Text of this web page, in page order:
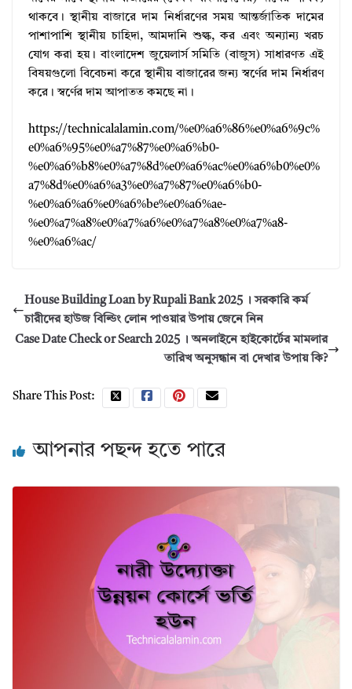
থাকবে। স্থানীয় বাজারে দাম নির্ধারণের সময় আন্তর্জাতিক দামের
পাশাপাশি স্থানীয় চাহিদা, আমদানি শুল্ক, কর এবং অন্যান্য খরচ
যোগ করা হয়। বাংলাদেশ জুয়েলার্স সমিতি (বাজুস) সাধারণত এই
বিষয়গুলো বিবেচনা করে স্থানীয় বাজারের জন্য স্বর্ণের দাম নির্ধারণ
করে। স্বর্ণের দাম আপাতত কমছে না।
https://technicalalamin.com/%e0%a6%86%e0%a6%9c%
e0%a6%95%e0%a7%87%e0%a6%b0-
%e0%a6%b8%e0%a7%8d%e0%a6%ac%e0%a6%b0%e0%
a7%8d%e0%a6%a3%e0%a7%87%e0%a6%b0-
%e0%a6%a6%e0%a6%be%e0%a6%ae-
%e0%a7%a8%e0%a7%a6%e0%a7%a8%e0%a7%a8-
%e0%a6%ac/
House Building Loan by Rupali Bank 2025 । সরকারি কর্ম
চারীদের হাউজ বিল্ডিং লোন পাওয়ার উপায় জেনে নিন
Case Date Check or Search 2025 । অনলাইনে হাইকোর্টের মামলার
তারিখ অনুসন্ধান বা দেখার উপায় কি?
Share This Post:
আপনার পছন্দ হতে পারে